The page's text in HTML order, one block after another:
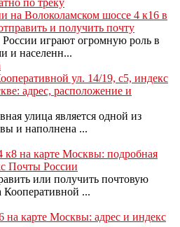
на Волоколамском шоссе 4 к16 в
и получить почту
играют огромную роль в
и населенн...
ул. 14/19, с5, индекс
адрес, расположение и
улица является одной из
и наполнена ...
к8 на карте Москвы: подробная
Почты России
или получить почтовую
...
на карте Москвы: адрес и индекс